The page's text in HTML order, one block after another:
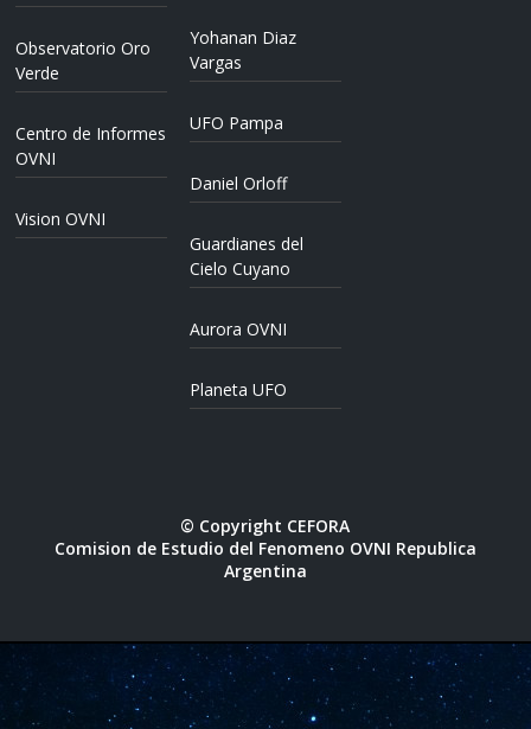
Observatorio Oro
Verde
Centro de Informes
OVNI
Vision OVNI
Yohanan Diaz
Vargas
UFO Pampa
Daniel Orloff
Guardianes del
Cielo Cuyano
Aurora OVNI
Planeta UFO
© Copyright CEFORA
Comision de Estudio del Fenomeno OVNI Republica
Argentina